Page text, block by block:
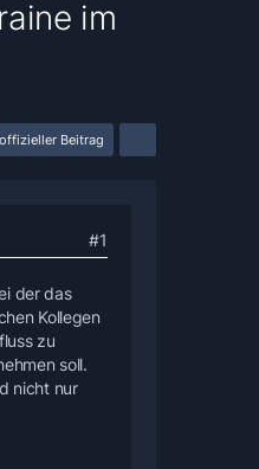
im
Beitrag
#1
der das
Kollegen
zu
soll.
nicht nur